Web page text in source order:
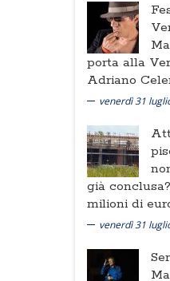
porta alla
Adriano
venerdì 31
già
milioni di
venerdì 31